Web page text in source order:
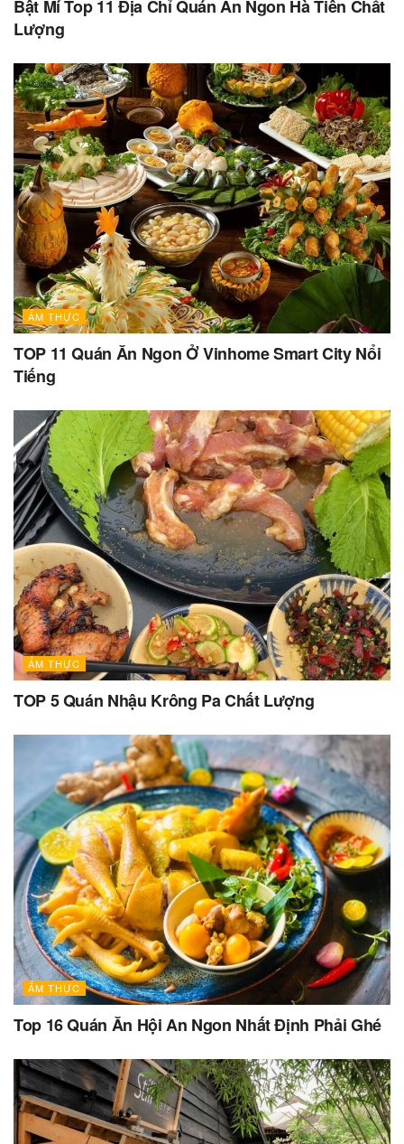
Bật Mí Top 11 Địa Chỉ Quán Ăn Ngon Hà Tiên Chất
Lượng
ẨM THỰC
TOP 11 Quán Ăn Ngon Ở Vinhome Smart City Nổi
Tiếng
ẨM THỰC
TOP 5 Quán Nhậu Krông Pa Chất Lượng
ẨM THỰC
Top 16 Quán Ăn Hội An Ngon Nhất Định Phải Ghé